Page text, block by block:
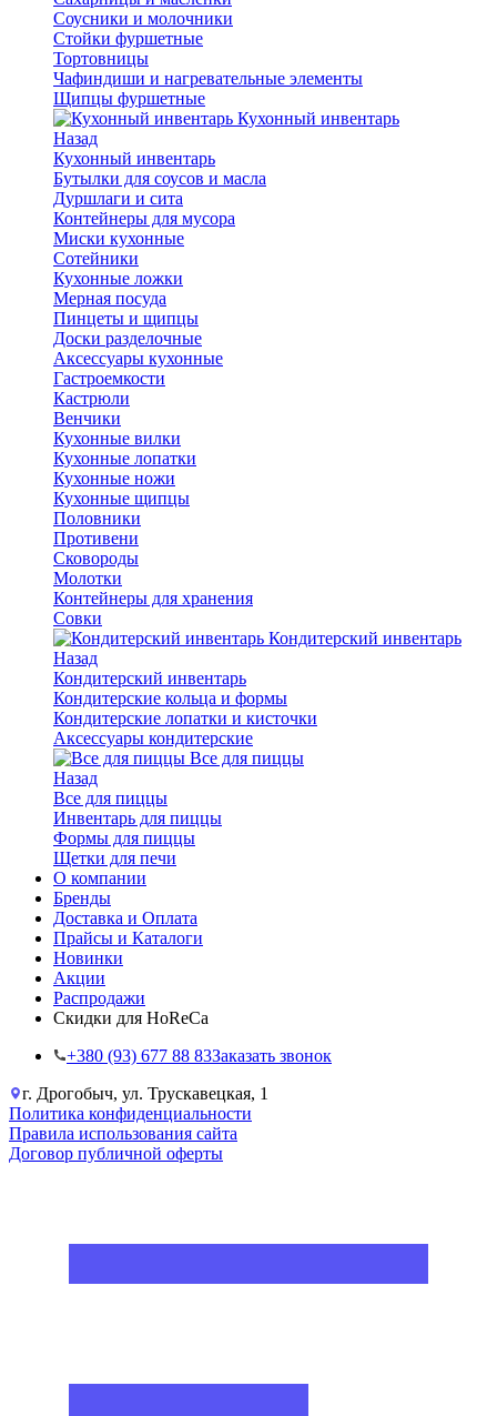
Соусники и молочники
Стойки фуршетные
Тортовницы
Чафиндиши и нагревательные элементы
Щипцы фуршетные
Кухонный инвентарь
Назад
Кухонный инвентарь
Бутылки для соусов и масла
Дуршлаги и сита
Контейнеры для мусора
Миски кухонные
Сотейники
Кухонные ложки
Мерная посуда
Пинцеты и щипцы
Доски разделочные
Аксессуары кухонные
Гастроемкости
Кастрюли
Венчики
Кухонные вилки
Кухонные лопатки
Кухонные ножи
Кухонные щипцы
Половники
Противени
Сковороды
Молотки
Контейнеры для хранения
Совки
Кондитерский инвентарь
Назад
Кондитерский инвентарь
Кондитерские кольца и формы
Кондитерские лопатки и кисточки
Аксессуары кондитерские
Все для пиццы
Назад
Все для пиццы
Инвентарь для пиццы
Формы для пиццы
Щетки для печи
О компании
Бренды
Доставка и Оплата
Прайсы и Каталоги
Новинки
Акции
Распродажи
Скидки для HoReCa
+38‎0 (93) 677 88 83Заказать звонок
г. Дрогобыч, ул. Трускавецкая, 1
Политика конфиденциальности
Правила использования сайта
Договор публичной оферты